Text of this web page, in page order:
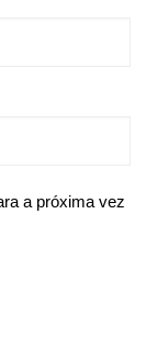
a próxima vez